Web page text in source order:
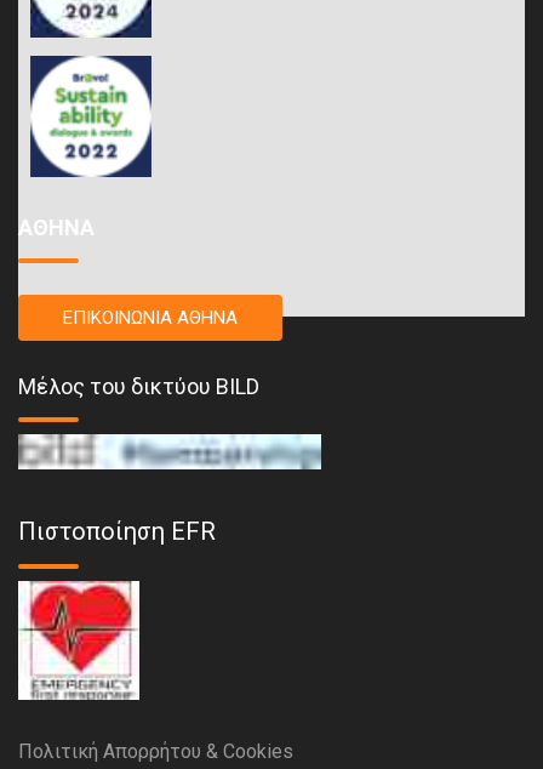
ΑΘΗΝΑ
ΕΠΙΚΟΙΝΩΝΙΑ ΑΘΗΝΑ
Μέλος του δικτύου BILD
Πιστοποίηση EFR
Πολιτική Απορρήτου & Cookies